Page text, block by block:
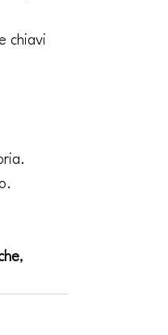
chiavi
,